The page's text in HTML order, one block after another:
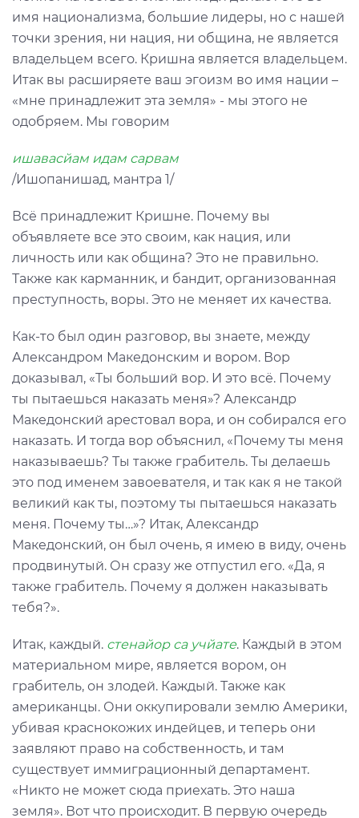
имя национализма, большие лидеры, но с нашей
точки зрения, ни нация, ни община, не является
владельцем всего. Кришна является владельцем.
Итак вы расширяете ваш эгоизм во имя нации –
«мне принадлежит эта земля» - мы этого не
одобряем. Мы говорим
ишавасйам идам сарвам
/Ишопанишад, мантра 1/
Всё принадлежит Кришне. Почему вы
объявляете все это своим, как нация, или
личность или как община? Это не правильно.
Также как карманник, и бандит, организованная
преступность, воры. Это не меняет их качества.
Как-то был один разговор, вы знаете, между
Александром Македонским и вором. Вор
доказывал, «Ты больший вор. И это всё. Почему
ты пытаешься наказать меня»? Александр
Македонский арестовал вора, и он собирался его
наказать. И тогда вор объяснил, «Почему ты меня
наказываешь? Ты также грабитель. Ты делаешь
это под именем завоевателя, и так как я не такой
великий как ты, поэтому ты пытаешься наказать
меня. Почему ты…»? Итак, Александр
Македонский, он был очень, я имею в виду, очень
продвинутый. Он сразу же отпустил его. «Да, я
также грабитель. Почему я должен наказывать
тебя?».
Итак, каждый. стенайор са учйате. Каждый в этом
материальном мире, является вором, он
грабитель, он злодей. Каждый. Также как
американцы. Они оккупировали землю Америки,
убивая краснокожих индейцев, и теперь они
заявляют право на собственность, и там
существует иммиграционный департамент.
«Никто не может сюда приехать. Это наша
земля». Вот что происходит. В первую очередь